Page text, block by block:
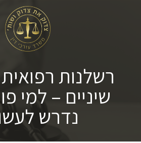
רשלנות
שיניים – למי
נדרש